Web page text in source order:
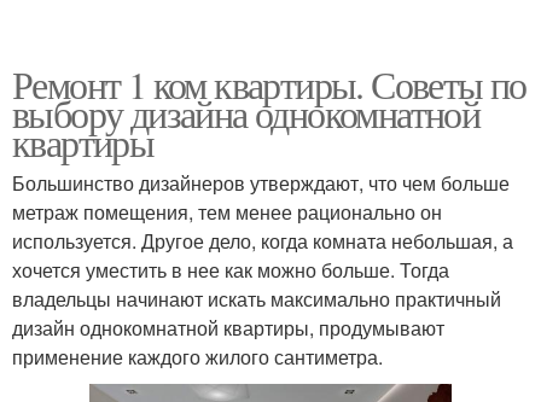
Ремонт 1 ком квартиры. Советы по
выбору дизайна однокомнатной
квартиры
Большинство дизайнеров утверждают, что чем больше
метраж помещения, тем менее рационально он
используется. Другое дело, когда комната небольшая, а
хочется уместить в нее как можно больше. Тогда
владельцы начинают искать максимально практичный
дизайн однокомнатной квартиры, продумывают
применение каждого жилого сантиметра.